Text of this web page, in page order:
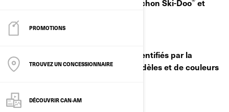
PROMOTIONS
TROUVEZ UN CONCESSIONNAIRE
DÉCOUVRIR CAN‑AM
Rappel de sécurité de pulls à capuchon Ski-Doo et
Pulls pour enfants de 2 à 12 ans identifiés par la
marque Ski-Doo ou Can-Am, de modèles et de couleurs